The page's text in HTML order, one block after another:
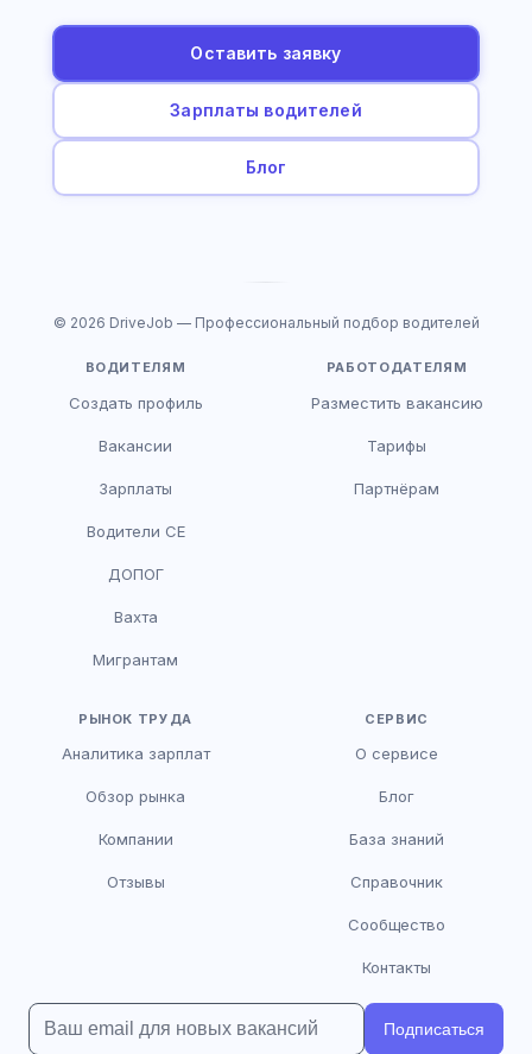
Оставить заявку
Зарплаты водителей
Блог
© 2026 DriveJob — Профессиональный подбор водителей
ВОДИТЕЛЯМ
Создать профиль
Вакансии
Зарплаты
Водители CE
ДОПОГ
Вахта
Мигрантам
РАБОТОДАТЕЛЯМ
Разместить вакансию
Тарифы
Партнёрам
РЫНОК ТРУДА
Аналитика зарплат
Обзор рынка
Компании
Отзывы
СЕРВИС
О сервисе
Блог
База знаний
Справочник
Сообщество
Контакты
Подписаться
HR-консультант
Здравствуйте! Я AI-консультант DriveJob.
помочь?